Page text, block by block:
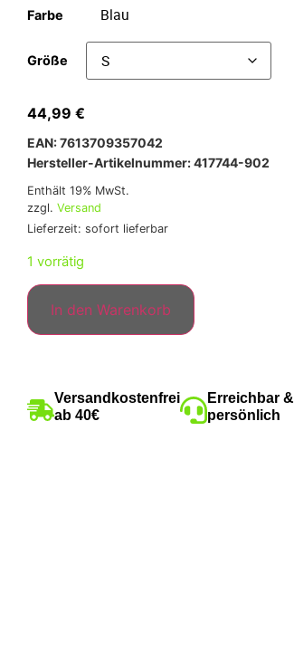
Farbe
Größe
44,99 €
EAN: 7613709357042
Hersteller-Artikelnummer: 417744-902
Enthält 19% MwSt.
zzgl. Versand
Lieferzeit: sofort lieferbar
1 vorrätig
In den Warenkorb
Versandkostenfrei
ab 40€
Erreichbar &
persönlich